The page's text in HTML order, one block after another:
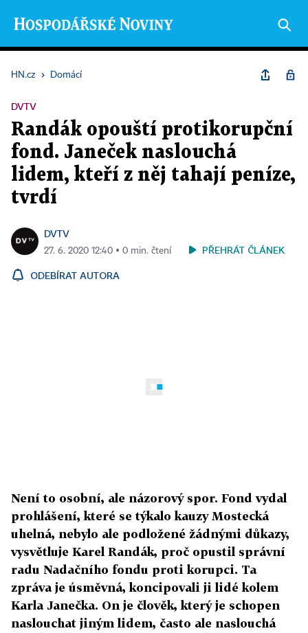
HN.cz › Domácí
DVTV
Randák opouští protikorupční
fond. Janeček naslouchá
lidem, kteří z něj tahají peníze,
tvrdí
DVTV
27. 6. 2020 12:40 ▪ 0 min. čtení PŘEHRÁT ČLÁNEK
ODEBÍRAT AUTORA
Není to osobní, ale názorový spor. Fond vydal
prohlášení, které se týkalo kauzy Mostecká
uhelná, nebylo ale podložené žádnými důkazy,
vysvětluje Karel Randák, proč opustil správní
radu Nadačního fondu proti korupci. Ta
zpráva je úsměvná, koncipovali ji lidé kolem
Karla Janečka. On je člověk, který je schopen
naslouchat jiným lidem, často ale naslouchá